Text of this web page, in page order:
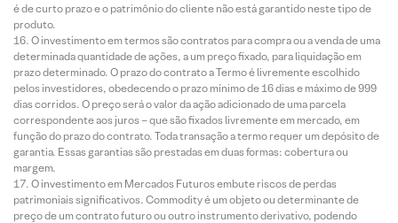
é de curto prazo e o patrimônio do cliente não está garantido neste tipo de
produto.
O investimento em termos são contratos para compra ou a venda de uma
determinada quantidade de ações, a um preço fixado, para liquidação em
prazo determinado. O prazo do contrato a Termo é livremente escolhido
pelos investidores, obedecendo o prazo mínimo de 16 dias e máximo de 999
dias corridos. O preço será o valor da ação adicionado de uma parcela
correspondente aos juros – que são fixados livremente em mercado, em
função do prazo do contrato. Toda transação a termo requer um depósito de
garantia. Essas garantias são prestadas em duas formas: cobertura ou
margem.
O investimento em Mercados Futuros embute riscos de perdas
patrimoniais significativos. Commodity é um objeto ou determinante de
preço de um contrato futuro ou outro instrumento derivativo, podendo